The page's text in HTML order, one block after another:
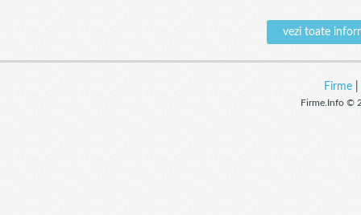
vezi toate
Firme|
Firme.Info ©